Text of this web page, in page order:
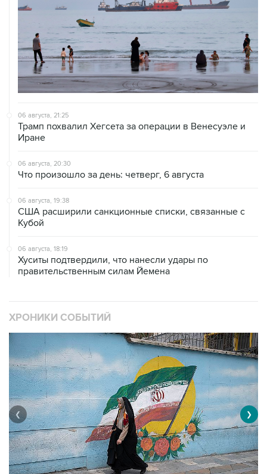
06 августа, 21:25
Трамп похвалил Хегсета за операции в Венесуэле и
Иране
06 августа, 20:30
Что произошло за день: четверг, 6 августа
06 августа, 19:38
США расширили санкционные списки, связанные с
Кубой
06 августа, 18:19
Хуситы подтвердили, что нанесли удары по
правительственным силам Йемена
ХРОНИКИ СОБЫТИЙ
❮ ❯